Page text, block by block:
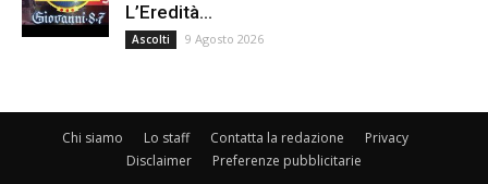
L’Eredità...
Ascolti 9 Agosto 2026
Chi siamo Lo staff Contatta la redazione
Privacy
Disclaimer
Preferenze pubblicitarie